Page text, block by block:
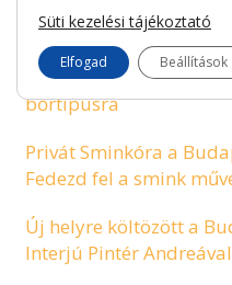
Sminkiskolában –
A tökéletes alapozó
bőrtípusra
Privát Sminkóra a
Fedezd fel a smink
Új helyre költözött a
Interjú Pintér Andreával
Süti kezelési tájékoztató
Elfogad Beállítások